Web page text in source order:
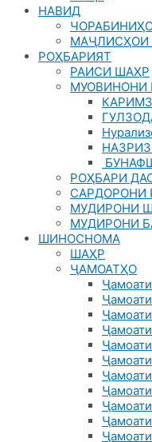
НАВИД
МАҶЛИСҲОИ
РОҲБАРИЯТ
РАИСИ ШАҲР
МУОВИНОНИ
РОҲБАРИ
САРДОРОНИ
МУДИРОНИ
МУДИРОНИ
ШИНОСНОМА
ШАҲР
ҶАМОАТҲО